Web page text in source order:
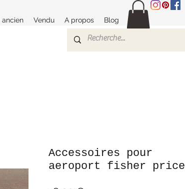
ancien Vendu A propos Blog
Accessoires pour
aeroport fisher price